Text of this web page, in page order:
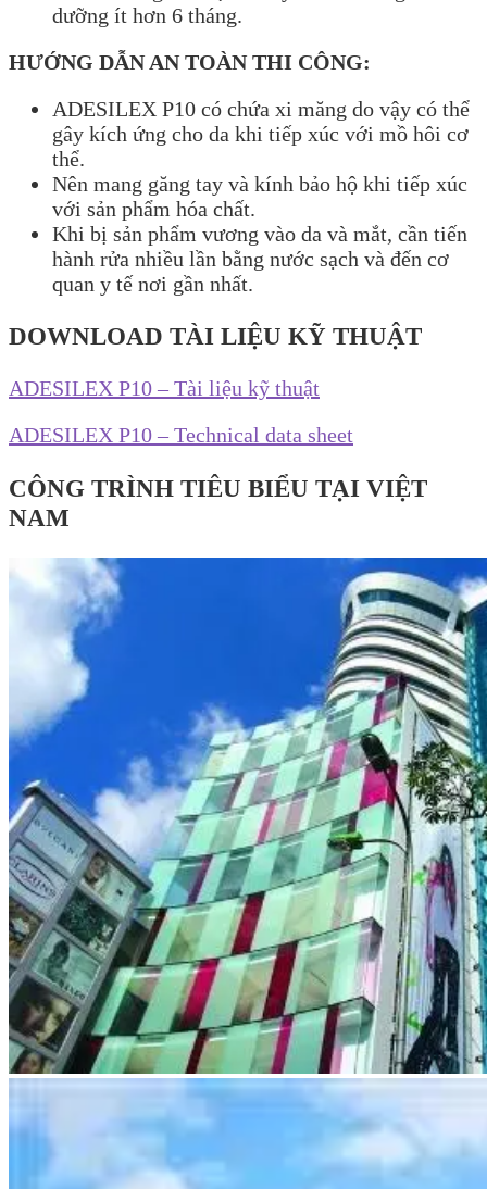
dưỡng ít hơn 6 tháng.
HƯỚNG DẪN AN TOÀN THI CÔNG:
ADESILEX P10 có chứa xi măng do vậy có thể
gây kích ứng cho da khi tiếp xúc với mồ hôi cơ
thể.
Nên mang găng tay và kính bảo hộ khi tiếp xúc
với sản phẩm hóa chất.
Khi bị sản phẩm vương vào da và mắt, cần tiến
hành rửa nhiều lần bằng nước sạch và đến cơ
quan y tế nơi gần nhất.
DOWNLOAD TÀI LIỆU KỸ THUẬT
ADESILEX P10 – Tài liệu kỹ thuật
ADESILEX P10 – Technical data sheet
CÔNG TRÌNH TIÊU BIỂU TẠI VIỆT
NAM
TTTM Ruby Plaza – Hà Nội